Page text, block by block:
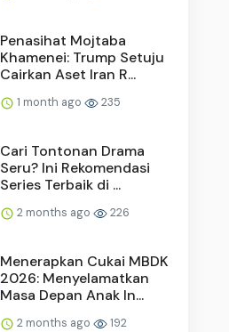
Penasihat Mojtaba
Khamenei: Trump Setuju
Cairkan Aset Iran R...
1 month ago 235
Cari Tontonan Drama
Seru? Ini Rekomendasi
Series Terbaik di ...
2 months ago 226
Menerapkan Cukai MBDK
2026: Menyelamatkan
Masa Depan Anak In...
2 months ago 192